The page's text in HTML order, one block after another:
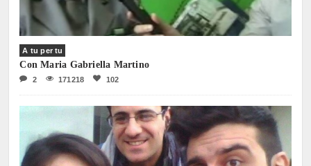
A tu per tu
Con Maria Gabriella Martino
2 171218 102